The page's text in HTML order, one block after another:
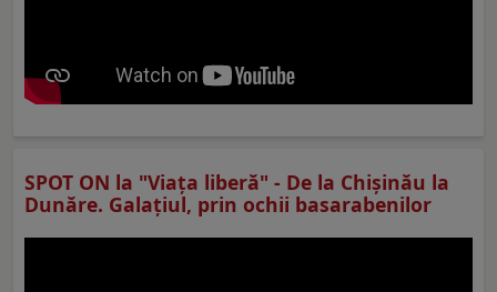
SPOT ON la "Viaţa liberă" - De la Chișinău la
Dunăre. Galațiul, prin ochii basarabenilor